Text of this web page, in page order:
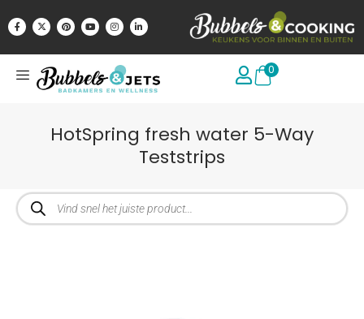
0
HotSpring fresh water 5-Way
Teststrips